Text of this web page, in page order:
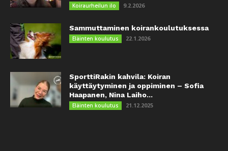
Koiraurheilun ilo 9.2.2026
Sammuttaminen koirankoulutuksessa
Eläinten koulutus 22.1.2026
SporttiRakin kahvila: Koiran
käyttäytyminen ja oppiminen – Sofia
Haapanen, Nina Laiho...
Eläinten koulutus 21.12.2025